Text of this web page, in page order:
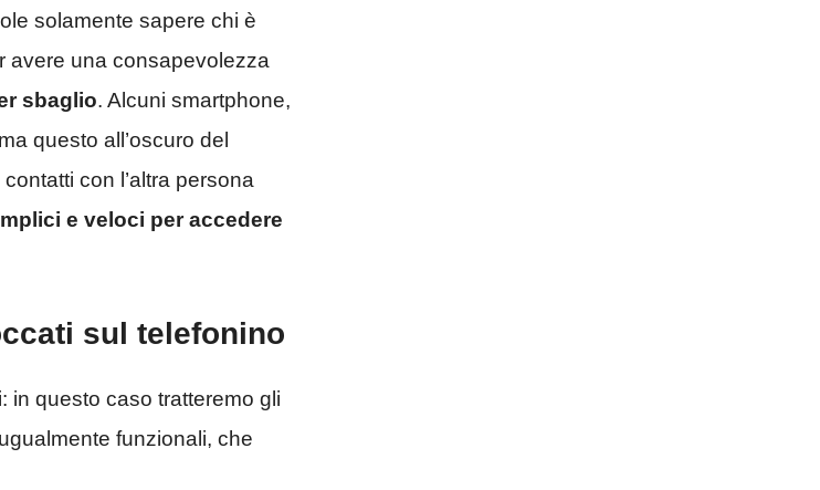
solamente sapere chi è
avere una consapevolezza
sbaglio. Alcuni smartphone,
questo all’oscuro del
con l’altra persona
e veloci per accedere
sul telefonino
in questo caso tratteremo gli
funzionali, che